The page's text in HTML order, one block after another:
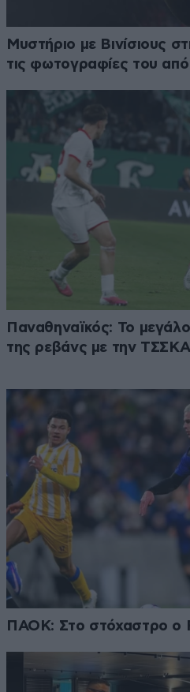
Μυστήριο με Βινίσιους
τις φωτογραφίες του
Παναθηναϊκός: Το
της ρεβάνς με την
ΠΑΟΚ: Στο στόχαστρο ο